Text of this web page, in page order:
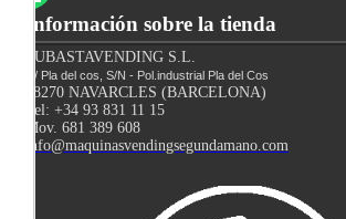
Información sobre la tienda
SUBASTAVENDING S.L.
C/ Pla del cos, S/N - Pol.industrial Pla del Cos
08270 NAVARCLES (BARCELONA)
Tel: +34 93 831 11 15
Mov. 681 389 608
info@maquinasvendingsegundamano.com